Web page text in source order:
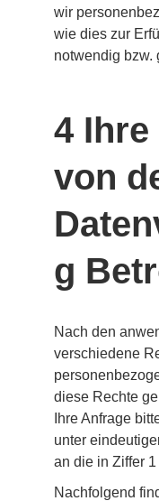
wir
wie dies zur
notwendig bzw.
4 Ihre
von
g
Nach den
verschiedene
diese Rechte
Ihre Anfrage
unter
an die in Ziffer
Nachfolgend